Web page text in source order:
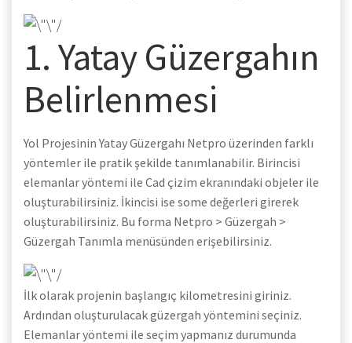
1. Yatay Güzergahın
Belirlenmesi
Yol Projesinin Yatay Güzergahı Netpro üzerinden farklı
yöntemler ile pratik şekilde tanımlanabilir. Birincisi
elemanlar yöntemi ile Cad çizim ekranındaki objeler ile
oluşturabilirsiniz. İkincisi ise some değerleri girerek
oluşturabilirsiniz. Bu forma Netpro > Güzergah >
Güzergah Tanımla menüsünden erişebilirsiniz.
İlk olarak projenin başlangıç kilometresini giriniz.
Ardından oluşturulacak güzergah yöntemini seçiniz.
Elemanlar yöntemi ile seçim yapmanız durumunda